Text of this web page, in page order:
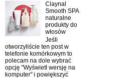
Claynal
Smooth SPA
naturalne
produkty do
włosów
Jeśli
otworzyliście ten post w
telefonie komórkowym to
polecam na dole wybrać
opcję "Wyświetl wersję na
komputer" i powiększyć